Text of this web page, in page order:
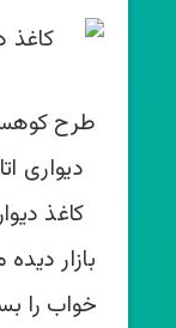
طرح
دیواری
کاغذ
بازار
خواب را